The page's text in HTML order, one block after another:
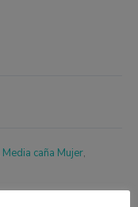
Media caña Mujer,